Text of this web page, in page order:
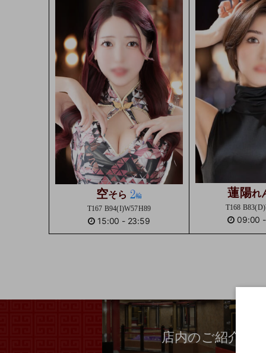
空そら
T167 B94(I)W57H89
15:00 - 23:59
蓮陽れ
T168
09:00
店内のご紹介